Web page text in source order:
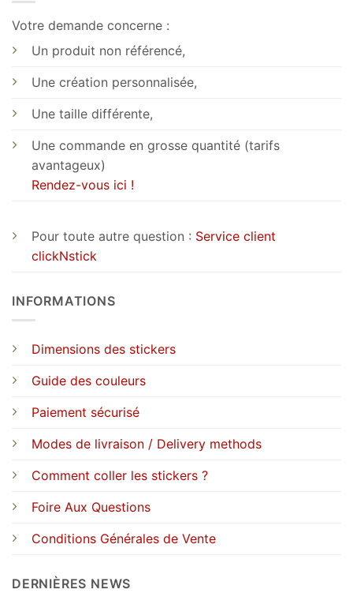
Votre demande concerne :
Un produit non référencé,
Une création personnalisée,
Une taille différente,
Une commande en grosse quantité (tarifs
avantageux)
Rendez-vous ici !
Pour toute autre question : Service client
clickNstick
INFORMATIONS
Dimensions des stickers
Guide des couleurs
Paiement sécurisé
Modes de livraison / Delivery methods
Comment coller les stickers ?
Foire Aux Questions
Conditions Générales de Vente
DERNIÈRES NEWS